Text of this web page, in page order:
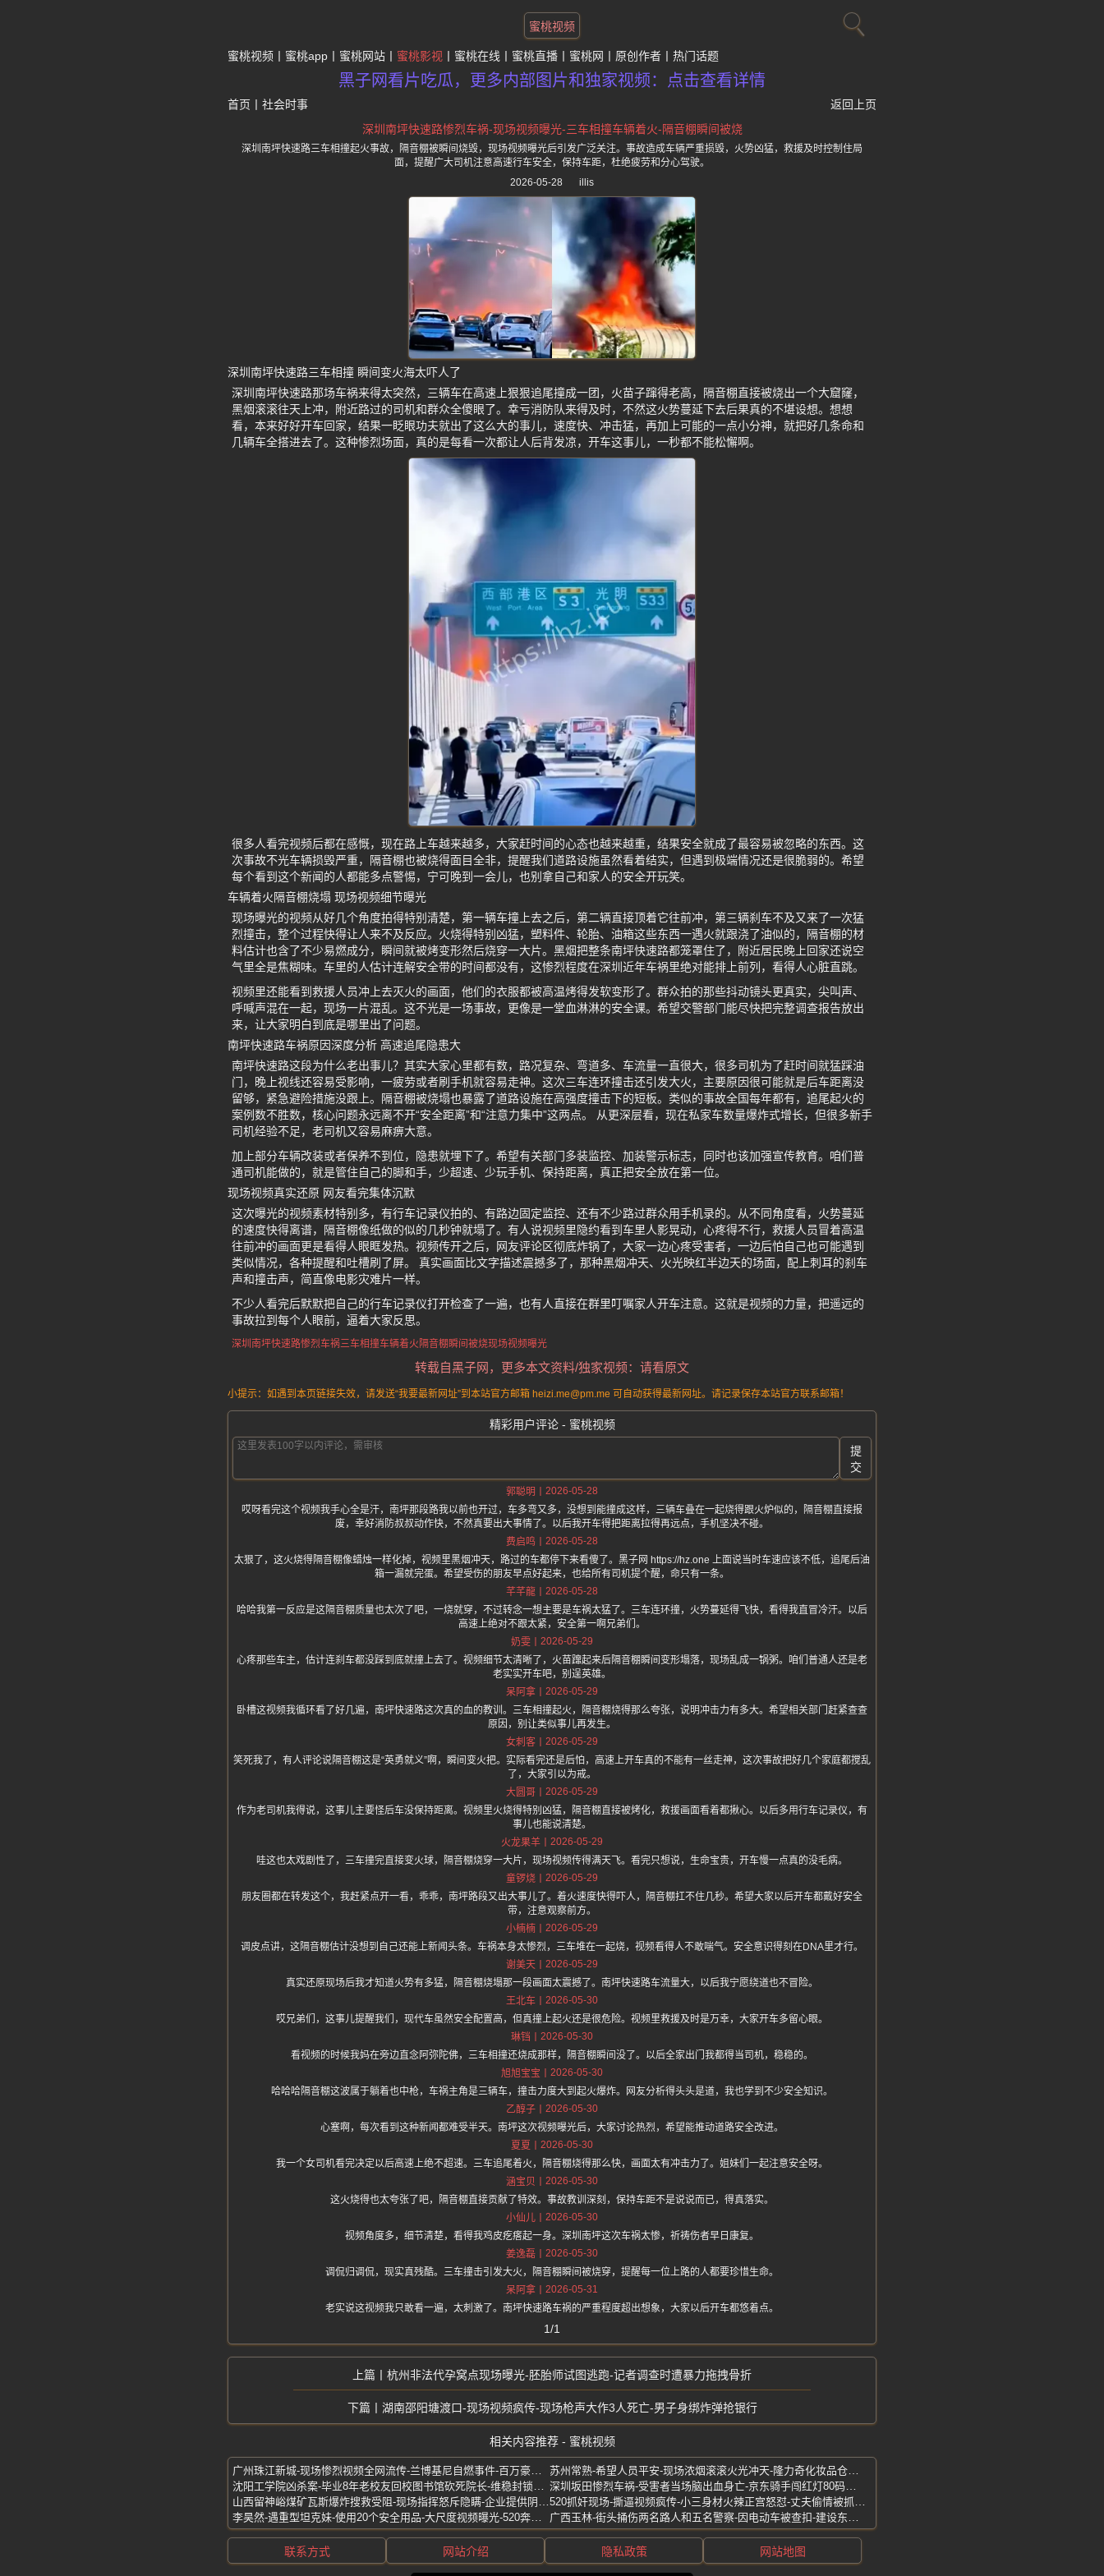
蜜桃视频
蜜桃视频 蜜桃app 蜜桃网站 蜜桃影视 蜜桃在线 蜜桃直播 蜜桃网 原创作者 热门话题
黑子网看片吃瓜，更多内部图片和独家视频：点击查看详情
首页 社会时事
返回上页
深圳南坪快速路惨烈车祸-现场视频曝光-三车相撞车辆着火-隔音棚瞬间被烧
深圳南坪快速路三车相撞起火事故，隔音棚被瞬间烧毁，现场视频曝光后引发广泛关注。事故造成车辆严重损毁，火势凶猛，救援及时控制住局
面，提醒广大司机注意高速行车安全，保持车距，杜绝疲劳和分心驾驶。
2026-05-28
illis
深圳南坪快速路三车相撞 瞬间变火海太吓人了
深圳南坪快速路那场车祸来得太突然，三辆车在高速上狠狠追尾撞成一团，火苗子蹿得老高，隔音棚直接被烧出一个大窟窿，
黑烟滚滚往天上冲，附近路过的司机和群众全傻眼了。幸亏消防队来得及时，不然这火势蔓延下去后果真的不堪设想。想想
看，本来好好开车回家，结果一眨眼功夫就出了这么大的事儿，速度快、冲击猛，再加上可能的一点小分神，就把好几条命和
几辆车全搭进去了。这种惨烈场面，真的是每看一次都让人后背发凉，开车这事儿，一秒都不能松懈啊。
很多人看完视频后都在感慨，现在路上车越来越多，大家赶时间的心态也越来越重，结果安全就成了最容易被忽略的东西。这
次事故不光车辆损毁严重，隔音棚也被烧得面目全非，提醒我们道路设施虽然看着结实，但遇到极端情况还是很脆弱的。希望
每个看到这个新闻的人都能多点警惕，宁可晚到一会儿，也别拿自己和家人的安全开玩笑。
车辆着火隔音棚烧塌 现场视频细节曝光
现场曝光的视频从好几个角度拍得特别清楚，第一辆车撞上去之后，第二辆直接顶着它往前冲，第三辆刹车不及又来了一次猛
烈撞击，整个过程快得让人来不及反应。火烧得特别凶猛，塑料件、轮胎、油箱这些东西一遇火就跟浇了油似的，隔音棚的材
料估计也含了不少易燃成分，瞬间就被烤变形然后烧穿一大片。黑烟把整条南坪快速路都笼罩住了，附近居民晚上回家还说空
气里全是焦糊味。车里的人估计连解安全带的时间都没有，这惨烈程度在深圳近年车祸里绝对能排上前列，看得人心脏直跳。
视频里还能看到救援人员冲上去灭火的画面，他们的衣服都被高温烤得发软变形了。群众拍的那些抖动镜头更真实，尖叫声、
呼喊声混在一起，现场一片混乱。这不光是一场事故，更像是一堂血淋淋的安全课。希望交警部门能尽快把完整调查报告放出
来，让大家明白到底是哪里出了问题。
南坪快速路车祸原因深度分析 高速追尾隐患大
南坪快速路这段为什么老出事儿？其实大家心里都有数，路况复杂、弯道多、车流量一直很大，很多司机为了赶时间就猛踩油
门，晚上视线还容易受影响，一疲劳或者刷手机就容易走神。这次三车连环撞击还引发大火，主要原因很可能就是后车距离没
留够，紧急避险措施没跟上。隔音棚被烧塌也暴露了道路设施在高强度撞击下的短板。类似的事故全国每年都有，追尾起火的
案例数不胜数，核心问题永远离不开“安全距离”和“注意力集中”这两点。 从更深层看，现在私家车数量爆炸式增长，但很多新手
司机经验不足，老司机又容易麻痹大意。
加上部分车辆改装或者保养不到位，隐患就埋下了。希望有关部门多装监控、加装警示标志，同时也该加强宣传教育。咱们普
通司机能做的，就是管住自己的脚和手，少超速、少玩手机、保持距离，真正把安全放在第一位。
现场视频真实还原 网友看完集体沉默
这次曝光的视频素材特别多，有行车记录仪拍的、有路边固定监控、还有不少路过群众用手机录的。从不同角度看，火势蔓延
的速度快得离谱，隔音棚像纸做的似的几秒钟就塌了。有人说视频里隐约看到车里人影晃动，心疼得不行，救援人员冒着高温
往前冲的画面更是看得人眼眶发热。视频传开之后，网友评论区彻底炸锅了，大家一边心疼受害者，一边后怕自己也可能遇到
类似情况，各种提醒和吐槽刷了屏。 真实画面比文字描述震撼多了，那种黑烟冲天、火光映红半边天的场面，配上刺耳的刹车
声和撞击声，简直像电影灾难片一样。
不少人看完后默默把自己的行车记录仪打开检查了一遍，也有人直接在群里叮嘱家人开车注意。这就是视频的力量，把遥远的
事故拉到每个人眼前，逼着大家反思。
深圳南坪快速路惨烈车祸三车相撞车辆着火 隔音棚瞬间被烧现场视频曝光
转载自黑子网，更多本文资料/独家视频：请看原文
小提示：如遇到本页链接失效，请发送“我要最新网址”到本站官方邮箱 heizi.me@pm.me 可自动获得最新网址。请记录保存本站官方联系邮箱！
精彩用户评论 - 蜜桃视频
提
交
郭聪明
2026-05-28
哎呀看完这个视频我手心全是汗，南坪那段路我以前也开过，车多弯又多，没想到能撞成这样，三辆车叠在一起烧得跟火炉似的，隔音棚直接报
废，幸好消防叔叔动作快，不然真要出大事情了。以后我开车得把距离拉得再远点，手机坚决不碰。
费启鸣
2026-05-28
太狠了，这火烧得隔音棚像蜡烛一样化掉，视频里黑烟冲天，路过的车都停下来看傻了。黑子网 https://hz.one 上面说当时车速应该不低，追尾后油
箱一漏就完蛋。希望受伤的朋友早点好起来，也给所有司机提个醒，命只有一条。
芊芊龍
2026-05-28
哈哈我第一反应是这隔音棚质量也太次了吧，一烧就穿，不过转念一想主要是车祸太猛了。三车连环撞，火势蔓延得飞快，看得我直冒冷汗。以后
高速上绝对不跟太紧，安全第一啊兄弟们。
奶雯
2026-05-29
心疼那些车主，估计连刹车都没踩到底就撞上去了。视频细节太清晰了，火苗蹿起来后隔音棚瞬间变形塌落，现场乱成一锅粥。咱们普通人还是老
老实实开车吧，别逞英雄。
呆阿拿
2026-05-29
卧槽这视频我循环看了好几遍，南坪快速路这次真的血的教训。三车相撞起火，隔音棚烧得那么夸张，说明冲击力有多大。希望相关部门赶紧查查
原因，别让类似事儿再发生。
女刺客
2026-05-29
笑死我了，有人评论说隔音棚这是“英勇就义”啊，瞬间变火把。实际看完还是后怕，高速上开车真的不能有一丝走神，这次事故把好几个家庭都搅乱
了，大家引以为戒。
大圆哥
2026-05-29
作为老司机我得说，这事儿主要怪后车没保持距离。视频里火烧得特别凶猛，隔音棚直接被烤化，救援画面看着都揪心。以后多用行车记录仪，有
事儿也能说清楚。
火龙果羊
2026-05-29
哇这也太戏剧性了，三车撞完直接变火球，隔音棚烧穿一大片，现场视频传得满天飞。看完只想说，生命宝贵，开车慢一点真的没毛病。
童锣烧
2026-05-29
朋友圈都在转发这个，我赶紧点开一看，乖乖，南坪路段又出大事儿了。着火速度快得吓人，隔音棚扛不住几秒。希望大家以后开车都戴好安全
带，注意观察前方。
小楠楠
2026-05-29
调皮点讲，这隔音棚估计没想到自己还能上新闻头条。车祸本身太惨烈，三车堆在一起烧，视频看得人不敢喘气。安全意识得刻在DNA里才行。
谢美天
2026-05-29
真实还原现场后我才知道火势有多猛，隔音棚烧塌那一段画面太震撼了。南坪快速路车流量大，以后我宁愿绕道也不冒险。
王北车
2026-05-30
哎兄弟们，这事儿提醒我们，现代车虽然安全配置高，但真撞上起火还是很危险。视频里救援及时是万幸，大家开车多留心眼。
琳铛
2026-05-30
看视频的时候我妈在旁边直念阿弥陀佛，三车相撞还烧成那样，隔音棚瞬间没了。以后全家出门我都得当司机，稳稳的。
旭旭宝宝
2026-05-30
哈哈哈隔音棚这波属于躺着也中枪，车祸主角是三辆车，撞击力度大到起火爆炸。网友分析得头头是道，我也学到不少安全知识。
乙醇子
2026-05-30
心塞啊，每次看到这种新闻都难受半天。南坪这次视频曝光后，大家讨论热烈，希望能推动道路安全改进。
夏夏
2026-05-30
我一个女司机看完决定以后高速上绝不超速。三车追尾着火，隔音棚烧得那么快，画面太有冲击力了。姐妹们一起注意安全呀。
涵宝贝
2026-05-30
这火烧得也太夸张了吧，隔音棚直接贡献了特效。事故教训深刻，保持车距不是说说而已，得真落实。
小仙儿
2026-05-30
视频角度多，细节清楚，看得我鸡皮疙瘩起一身。深圳南坪这次车祸太惨，祈祷伤者早日康复。
姜逸磊
2026-05-30
调侃归调侃，现实真残酷。三车撞击引发大火，隔音棚瞬间被烧穿，提醒每一位上路的人都要珍惜生命。
呆阿拿
2026-05-31
老实说这视频我只敢看一遍，太刺激了。南坪快速路车祸的严重程度超出想象，大家以后开车都悠着点。
1/1
杭州非法代孕窝点现场曝光-胚胎师试图逃跑-记者调查时遭暴力拖拽骨折
湖南邵阳塘渡口-现场视频疯传-现场枪声大作3人死亡-男子身绑炸弹抢银行
相关内容推荐 - 蜜桃视频
联系方式 网站介绍 隐私政策 网站地图